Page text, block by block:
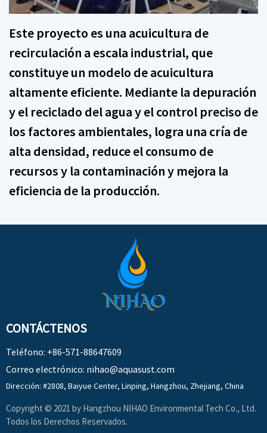
Este proyecto es una acuicultura de
recirculación a escala industrial, que
constituye un modelo de acuicultura
altamente eficiente. Mediante la depuración
y el reciclado del agua y el control preciso de
los factores ambientales, logra una cría de
alta densidad, reduce el consumo de
recursos y la contaminación y mejora la
eficiencia de la producción.
CONTÁCTENOS
Teléfono: +86-571-88647609
Correo electrónico: nihao@aquasust.com
Dirección: #2808, Baiyue Center, Linping, Hangzhou, Zhejiang, China
Copyright © 2021 by Hangzhou NIHAO Environmental Tech Co., Ltd.
Todos los Derechos Reservados.